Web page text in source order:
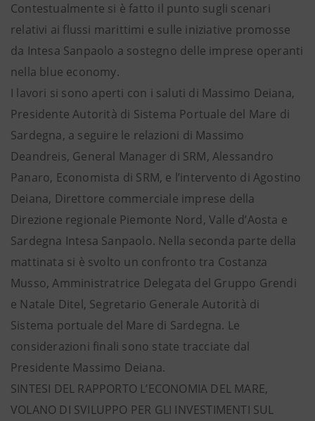
Contestualmente si è fatto il punto sugli scenari
relativi ai flussi marittimi e sulle iniziative promosse
da Intesa Sanpaolo a sostegno delle imprese operanti
nella blue economy.
I lavori si sono aperti con i saluti di Massimo Deiana,
Presidente Autorità di Sistema Portuale del Mare di
Sardegna, a seguire le relazioni di Massimo
Deandreis, General Manager di SRM, Alessandro
Panaro, Economista di SRM, e l’intervento di Agostino
Deiana, Direttore commerciale imprese della
Direzione regionale Piemonte Nord, Valle d’Aosta e
Sardegna Intesa Sanpaolo. Nella seconda parte della
mattinata si è svolto un confronto tra Costanza
Musso, Amministratrice Delegata del Gruppo Grendi
e Natale Ditel, Segretario Generale Autorità di
Sistema portuale del Mare di Sardegna. Le
considerazioni finali sono state tracciate dal
Presidente Massimo Deiana.
SINTESI DEL RAPPORTO L’ECONOMIA DEL MARE,
VOLANO DI SVILUPPO PER GLI INVESTIMENTI SUL